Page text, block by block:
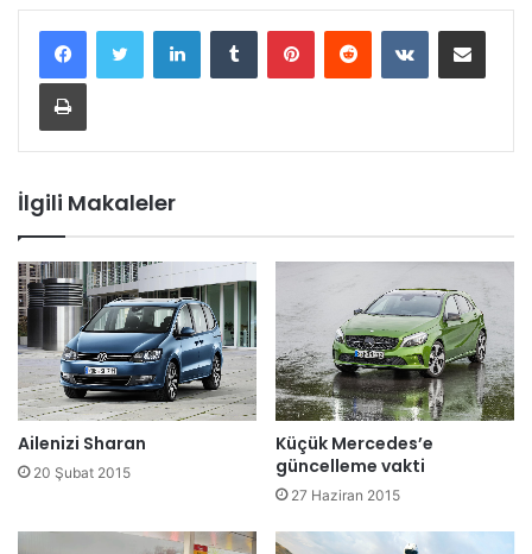
İlgili Makaleler
Ailenizi Sharan
20 Şubat 2015
Küçük Mercedes’e
güncelleme vakti
27 Haziran 2015